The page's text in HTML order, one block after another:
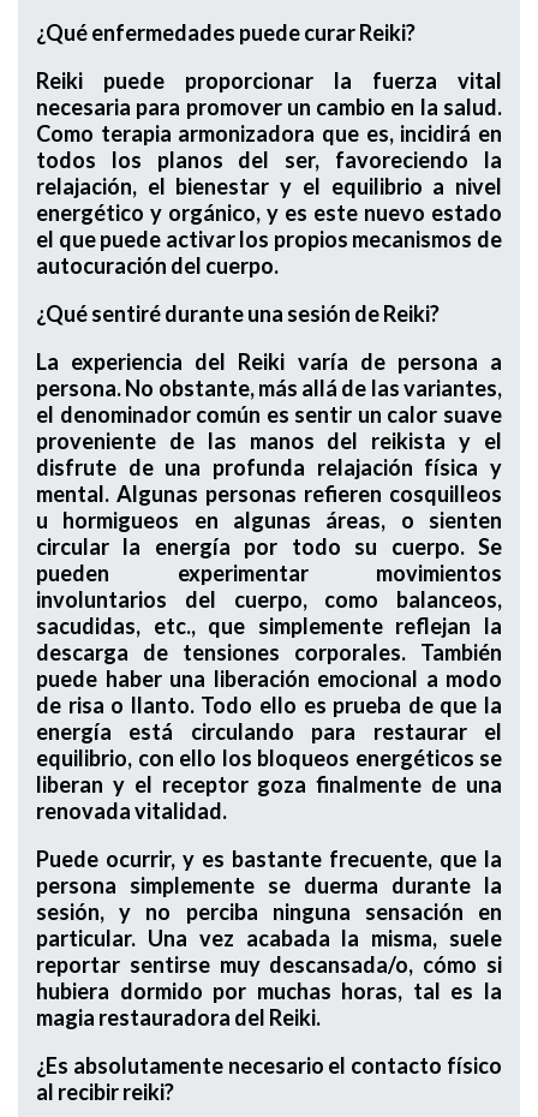
¿Qué enfermedades puede curar Reiki?
Reiki puede proporcionar la fuerza vital
necesaria para promover un cambio en la salud.
Como terapia armonizadora que es, incidirá en
todos los planos del ser, favoreciendo la
relajación, el bienestar y el equilibrio a nivel
energético y orgánico, y es este nuevo estado
el que puede activar los propios mecanismos de
autocuración del cuerpo.
¿Qué sentiré durante una sesión de Reiki?
La experiencia del Reiki varía de persona a
persona. No obstante, más allá de las variantes,
el denominador común es sentir un calor suave
proveniente de las manos del reikista y el
disfrute de una profunda relajación física y
mental. Algunas personas refieren cosquilleos
u hormigueos en algunas áreas, o sienten
circular la energía por todo su cuerpo. Se
pueden experimentar movimientos
involuntarios del cuerpo, como balanceos,
sacudidas, etc., que simplemente reflejan la
descarga de tensiones corporales. También
puede haber una liberación emocional a modo
de risa o llanto. Todo ello es prueba de que la
energía está circulando para restaurar el
equilibrio, con ello los bloqueos energéticos se
liberan y el receptor goza finalmente de una
renovada vitalidad.
Puede ocurrir, y es bastante frecuente, que la
persona simplemente se duerma durante la
sesión, y no perciba ninguna sensación en
particular. Una vez acabada la misma, suele
reportar sentirse muy descansada/o, cómo si
hubiera dormido por muchas horas, tal es la
magia restauradora del Reiki.
¿Es absolutamente necesario el contacto físico
al recibir reiki?